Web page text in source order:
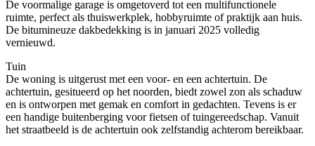
De voormalige garage is omgetoverd tot een multifunctionele
ruimte, perfect als thuiswerkplek, hobbyruimte of praktijk aan huis.
De bitumineuze dakbedekking is in januari 2025 volledig
vernieuwd.
Tuin
De woning is uitgerust met een voor- en een achtertuin. De
achtertuin, gesitueerd op het noorden, biedt zowel zon als schaduw
en is ontworpen met gemak en comfort in gedachten. Tevens is er
een handige buitenberging voor fietsen of tuingereedschap. Vanuit
het straatbeeld is de achtertuin ook zelfstandig achterom bereikbaar.